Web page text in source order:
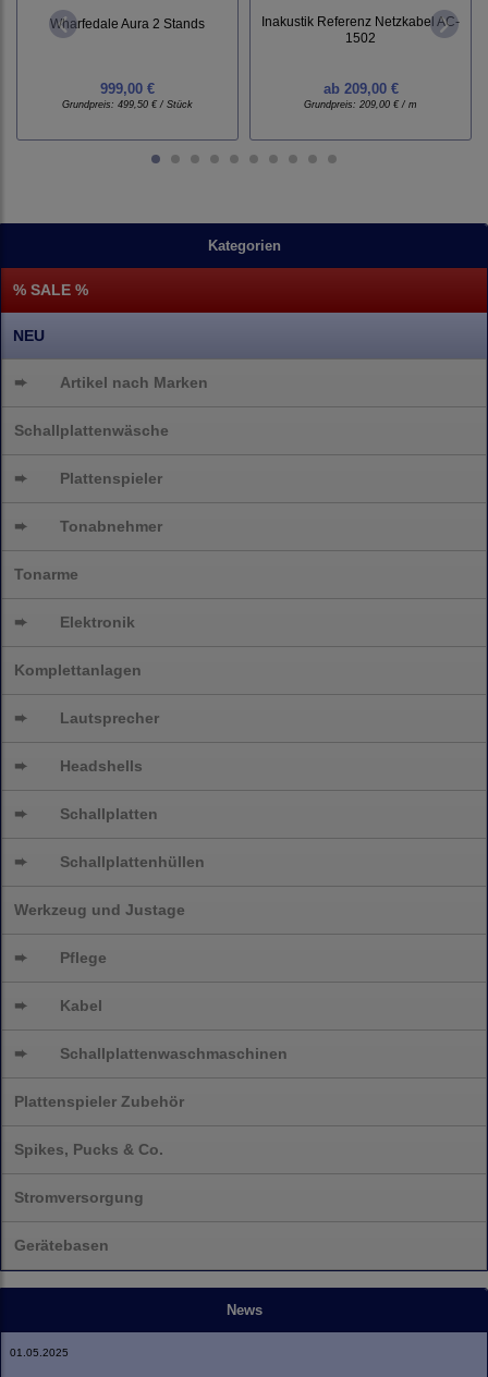
Kategorien
% SALE %
NEU
➨ Artikel nach Marken
Schallplattenwäsche
➨ Plattenspieler
➨ Tonabnehmer
Tonarme
➨ Elektronik
Komplettanlagen
➨ Lautsprecher
➨ Headshells
➨ Schallplatten
➨ Schallplattenhüllen
Werkzeug und Justage
➨ Pflege
➨ Kabel
➨ Schallplattenwaschmaschinen
Plattenspieler Zubehör
Spikes, Pucks & Co.
Stromversorgung
Gerätebasen
News
01.05.2025
Wharfedale Aura 2 Stands
999,00 €
Grundpreis: 499,50 € / Stück
Inakustik Referenz Netzkabel AC-
1502
ab209,00 €
Grundpreis: 209,00 € / m